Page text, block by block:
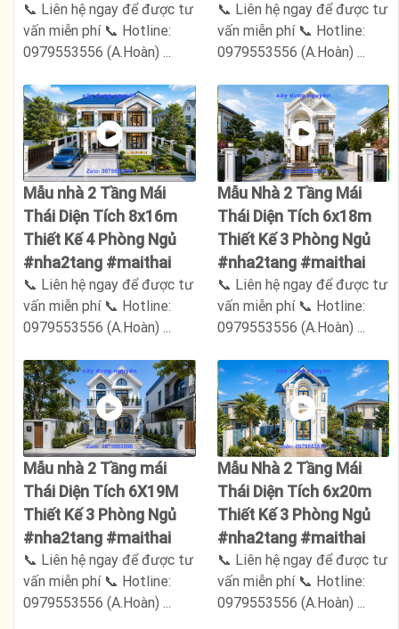
📞 Liên hệ ngay để được tư
vấn miễn phí 📞 Hotline:
0979553556 (A.Hoàn) ...
📞 Liên hệ ngay để được tư
vấn miễn phí 📞 Hotline:
0979553556 (A.Hoàn) ...
Mẫu nhà 2 Tầng Mái
Thái Diện Tích 8x16m
Thiết Kế 4 Phòng Ngủ
#nha2tang #maithai
📞 Liên hệ ngay để được tư
vấn miễn phí 📞 Hotline:
0979553556 (A.Hoàn) ...
Mẫu Nhà 2 Tầng Mái
Thái Diện Tích 6x18m
Thiết Kế 3 Phòng Ngủ
#nha2tang #maithai
📞 Liên hệ ngay để được tư
vấn miễn phí 📞 Hotline:
0979553556 (A.Hoàn) ...
Mẫu nhà 2 Tầng mái
Thái Diện Tích 6X19M
Thiết Kế 3 Phòng Ngủ
#nha2tang #maithai
📞 Liên hệ ngay để được tư
vấn miễn phí 📞 Hotline:
0979553556 (A.Hoàn) ...
Mẫu Nhà 2 Tầng Mái
Thái Diện Tích 6x20m
Thiết Kế 3 Phòng Ngủ
#nha2tang #maithai
📞 Liên hệ ngay để được tư
vấn miễn phí 📞 Hotline:
0979553556 (A.Hoàn) ...